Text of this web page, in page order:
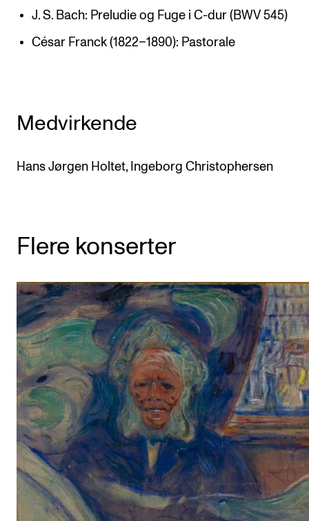
J. S. Bach: Preludie og Fuge i C-dur (BWV 545)
César Franck (1822–1890): Pastorale
Medvirkende
Hans Jørgen Holtet, Ingeborg Christophersen
Flere konserter